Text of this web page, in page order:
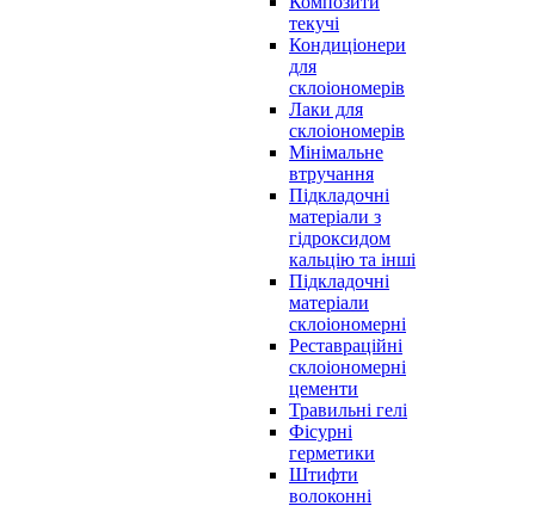
текучі
Кондиціонери
для
склоіономерів
Лаки для
склоіономерів
Мінімальне
втручання
Підкладочні
матеріали з
гідроксидом
кальцію та інші
Підкладочні
матеріали
склоіономерні
Реставраційні
склоіономерні
цементи
Травильні гелі
Фісурні
герметики
Штифти
волоконні